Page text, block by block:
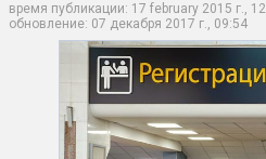
время публикации: 17 february 2015 г.,
обновление: 07 декабря 2017 г., 09:54